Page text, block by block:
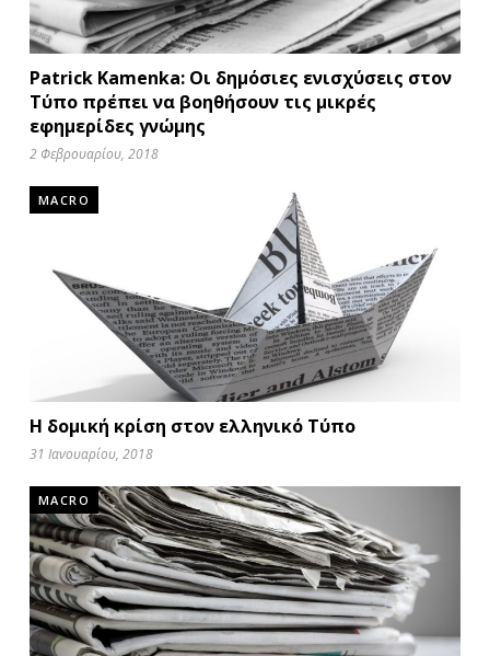
Patrick Kamenka: Οι δημόσιες ενισχύσεις στον
Τύπο πρέπει να βοηθήσουν τις μικρές
εφημερίδες γνώμης
2 Φεβρουαρίου, 2018
MACRO
Η δομική κρίση στον ελληνικό Τύπο
31 Ιανουαρίου, 2018
MACRO